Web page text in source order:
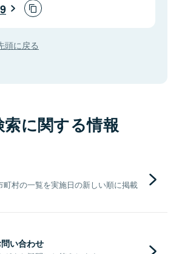
頭に戻る
に関する情報
村の一覧を実施日の新しい順に掲載
い合わせ